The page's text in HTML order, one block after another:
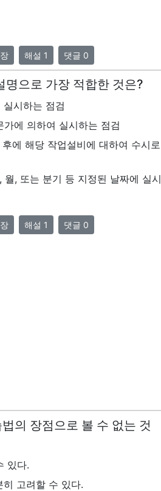
해설 1 댓글 0
명으로 가장 적합한 것은?
시하는 점검
에 의하여 실시하는 점검
에 해당 작업설비에 대하여 수시로
, 또는 분기 등 지정된 날짜에 실시
해설 1 댓글 0
의 장점으로 볼 수 없는 것
있다.
고려할 수 있다.